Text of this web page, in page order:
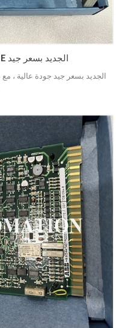
وصول ABB 87TS01K-E الجديد بسعر جيد